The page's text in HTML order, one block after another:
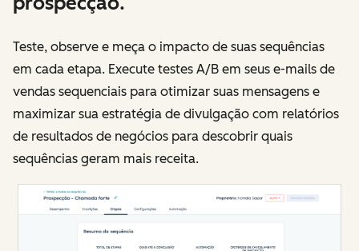
Teste, observe e meça o impacto de suas sequências
em cada etapa. Execute testes A/B em seus e-mails de
vendas sequenciais para otimizar suas mensagens e
maximizar sua estratégia de divulgação com relatórios
de resultados de negócios para descobrir quais
sequências geram mais receita.